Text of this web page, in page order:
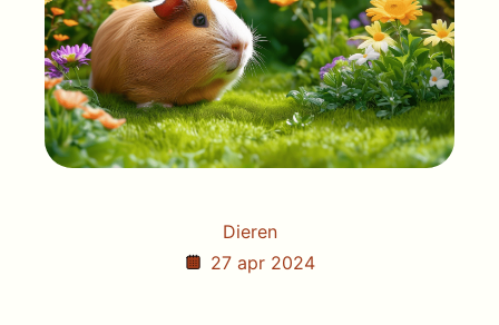
Dieren
27 apr 2024